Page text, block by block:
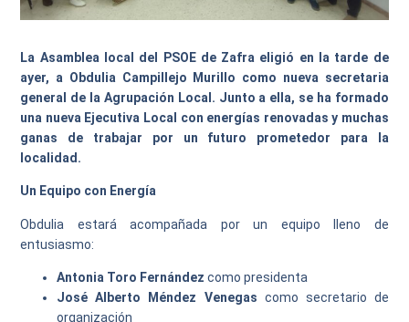
La Asamblea local del PSOE de Zafra eligió en la tarde de
ayer, a Obdulia Campillejo Murillo como nueva secretaria
general de la Agrupación Local. Junto a ella, se ha formado
una nueva Ejecutiva Local con energías renovadas y muchas
ganas de trabajar por un futuro prometedor para la
localidad.
Un Equipo con Energía
Obdulia estará acompañada por un equipo lleno de
entusiasmo:
Antonia Toro Fernández como presidenta
José Alberto Méndez Venegas como secretario de
organización